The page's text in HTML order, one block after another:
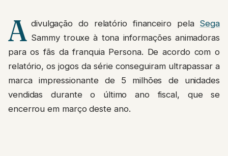
A divulgação do relatório financeiro pela Sega
Sammy trouxe à tona informações animadoras
para os fãs da franquia Persona. De acordo com o
relatório, os jogos da série conseguiram ultrapassar a
marca impressionante de 5 milhões de unidades
vendidas durante o último ano fiscal, que se
encerrou em março deste ano.